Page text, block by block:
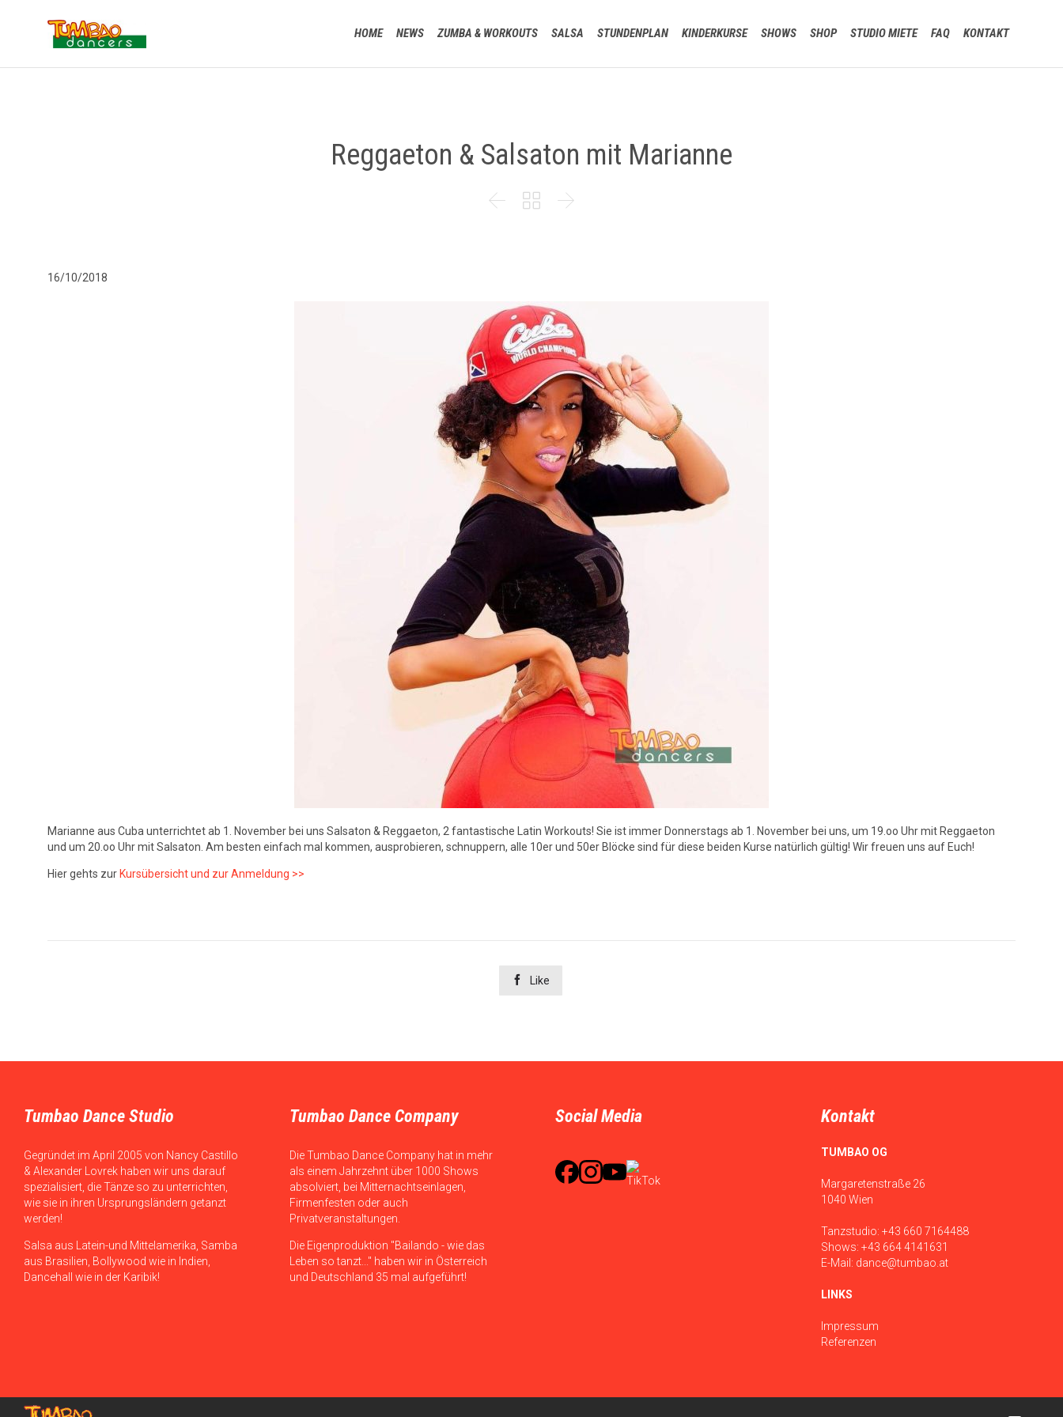
HOME NEWS ZUMBA & WORKOUTS SALSA STUNDENPLAN KINDERKURSE SHOWS SHOP STUDIO MIETE FAQ KONTAKT
Reggaeton & Salsaton mit Marianne
  
16/10/2018
Marianne aus Cuba unterrichtet ab 1. November bei uns Salsaton & Reggaeton, 2 fantastische Latin Workouts! Sie ist immer Donnerstags ab 1. November bei uns, um 19.oo Uhr mit Reggaeton
und um 20.oo Uhr mit Salsaton. Am besten einfach mal kommen, ausprobieren, schnuppern, alle 10er und 50er Blöcke sind für diese beiden Kurse natürlich gültig! Wir freuen uns auf Euch!
Hier gehts zur Kursübersicht und zur Anmeldung >>
 Like
Tumbao Dance Studio
Gegründet im April 2005 von Nancy Castillo
& Alexander Lovrek haben wir uns darauf
spezialisiert, die Tänze so zu unterrichten,
wie sie in ihren Ursprungsländern getanzt
werden!
Salsa aus Latein-und Mittelamerika, Samba
aus Brasilien, Bollywood wie in Indien,
Dancehall wie in der Karibik!
Tumbao Dance Company
Die Tumbao Dance Company hat in mehr
als einem Jahrzehnt über 1000 Shows
absolviert, bei Mitternachtseinlagen,
Firmenfesten oder auch
Privatveranstaltungen.
Die Eigenproduktion "Bailando - wie das
Leben so tanzt..." haben wir in Österreich
und Deutschland 35 mal aufgeführt!
Social Media Kontakt
TUMBAO OG
Margaretenstraße 26
1040 Wien
Tanzstudio: +43 660 7164488
Shows: +43 664 4141631
E-Mail: dance@tumbao.at
LINKS
Impressum
Referenzen